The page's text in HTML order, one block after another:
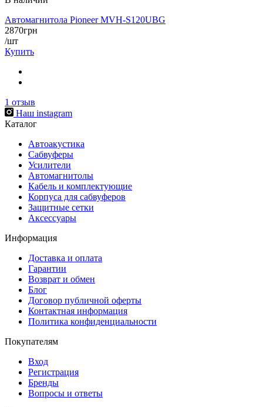
Автомагнитола Pioneer MVH-S120UBG
2870грн
/шт
Купить
1 отзыв
Наш instagram
Каталог
Автоакустика
Сабвуферы
Усилители
Автомагнитолы
Кабель и комплектующие
Корпуса для сабвуферов
Защитные сетки
Аксессуары
Информация
Доставка и оплата
Гарантии
Возврат и обмен
Блог
Договор публичной оферты
Контактная информация
Политика конфиденциальности
Покупателям
Вход
Регистрация
Бренды
Вопросы и ответы